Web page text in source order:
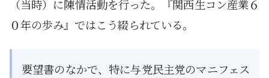
（当時）に陳情活動を行った。『関西生コン産業６
０年の歩み』ではこう綴られている。
要望書のなかで、特に与党民主党のマニフェス